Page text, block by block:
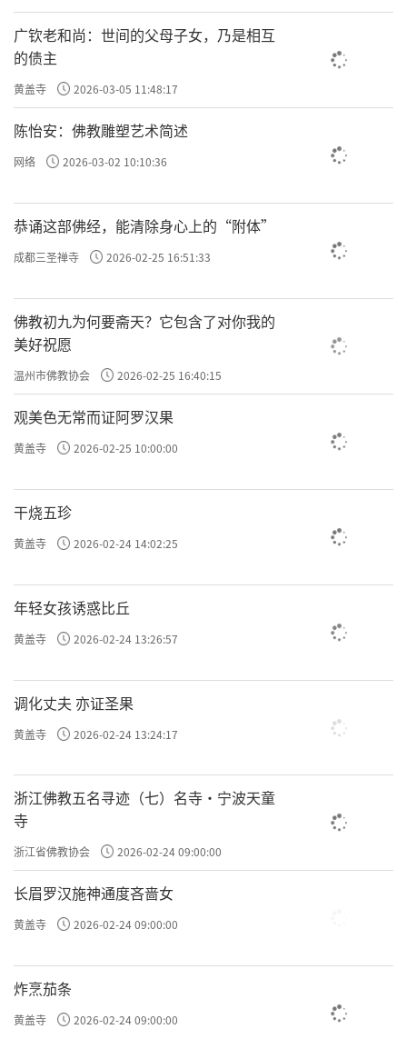
辨，具诸佛法”，“洗浴身体，当愿众生，身
心无垢，内外光洁”。
五、禅宗：直指人心，见性成佛
禅宗因主张修习禅定而得名，以参禅悟道
为宗，故称禅宗。由于禅宗偏重于修心，以心
宗的中国传承是：初祖达摩----二祖慧可----三祖
僧璨----四祖道信----五祖弘忍----六祖慧能。禅
太虚大师说：“中国佛教的特质在禅。”禅宗
提倡心性本净，佛性本有，直指人心，见性成
佛。在中国佛教八宗中，禅宗是佛法的重心。
自晚唐以下的中国佛教，禅宗特盛，继而走向
了禅净合一的局面。
髓是直指人心，见性成佛。
直指人心
禅宗认为人人都有佛性。人之所以是凡
夫，不能成佛，是因为人的佛性被种种欲望遮
蔽，生起了种种执着。佛陀在菩提树下大彻大
相，但以妄想执着，而不证得。”这隐含着禅
宗思想体系的四个层面，也就是“本心论、迷
心、迷失、放下、回家”。人心是佛魔同体，
凡圣同居，成佛也由它，成魔也由它。直指人
心，就是直指人的本心本性，直指觉悟的佛
心。《坛经》说：“前念迷即凡夫，后念觉即
是佛。”“不识本心，学法无益；若识自本
心，见自本性，即名丈夫、天人师、佛。”了
解了清净本心，就不会心外求法、盲修瞎炼，
就可以开悟成佛。修行一定要先见到清净的本
心。这对现代人摆脱物欲羁缚，善用其心，有
广钦老和尚：世间的父母子女，乃是相互
的债主
黄盖寺 2026-03-05 11:48:17
陈怡安：佛教雕塑艺术简述
网络 2026-03-02 10:10:36
恭诵这部佛经，能清除身心上的“附体”
成都三圣禅寺 2026-02-25 16:51:33
佛教初九为何要斋天？它包含了对你我的
美好祝愿
温州市佛教协会 2026-02-25 16:40:15
观美色无常而证阿罗汉果
黄盖寺 2026-02-25 10:00:00
干烧五珍
黄盖寺 2026-02-24 14:02:25
年轻女孩诱惑比丘
黄盖寺 2026-02-24 13:26:57
调化丈夫 亦证圣果
黄盖寺 2026-02-24 13:24:17
浙江佛教五名寻迹（七）名寺·宁波天童
寺
浙江省佛教协会 2026-02-24 09:00:00
长眉罗汉施神通度吝啬女
黄盖寺 2026-02-24 09:00:00
炸烹茄条
黄盖寺 2026-02-24 09:00:00